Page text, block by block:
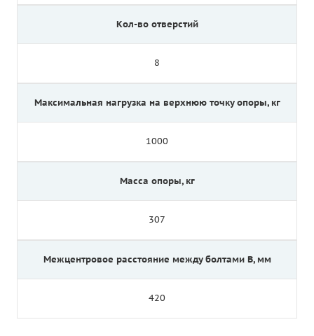
Кол-во отверстий
8
Максимальная нагрузка на верхнюю точку опоры, кг
1000
Масса опоры, кг
307
Межцентровое расстояние между болтами B, мм
420